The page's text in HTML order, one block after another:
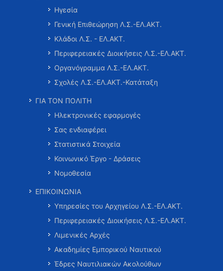
Ηγεσία
Γενική Επιθεώρηση Λ.Σ.-ΕΛ.ΑΚΤ.
Κλάδοι Λ.Σ. - ΕΛ.ΑΚΤ.
Περιφερειακές Διοικήσεις Λ.Σ.-ΕΛ.ΑΚΤ.
Οργανόγραμμα Λ.Σ.-ΕΛ.ΑΚΤ.
Σχολές Λ.Σ.-ΕΛ.ΑΚΤ.-Κατάταξη
ΓΙΑ ΤΟΝ ΠΟΛΙΤΗ
Ηλεκτρονικές εφαρμογές
Σας ενδιαφέρει
Στατιστικά Στοιχεία
Κοινωνικό Έργο - Δράσεις
Νομοθεσία
ΕΠΙΚΟΙΝΩΝΙΑ
Υπηρεσίες του Αρχηγείου Λ.Σ.-ΕΛ.ΑΚΤ.
Περιφερειακές Διοικήσεις Λ.Σ.-ΕΛ.ΑΚΤ.
Λιμενικές Αρχές
Ακαδημίες Εμπορικού Ναυτικού
Έδρες Ναυτιλιακών Ακολούθων